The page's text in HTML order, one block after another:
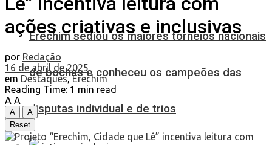
Erechim sediou os maiores torneios nacionais
de bochas e conheceu os campeões das
disputas individual e de trios
ações criativas e inclusivas
por Redação
16 de abril de 2025
em Destaques,Erechim
Reading Time: 1 min read
A A
A
A
Reset